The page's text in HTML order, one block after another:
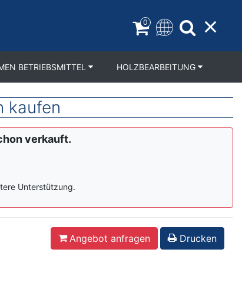
0
BETRIEBSMITTEL HOLZBEARBEITUNG
kaufen
verkauft.
Unterstützung.
Angebot anfragen Drucken